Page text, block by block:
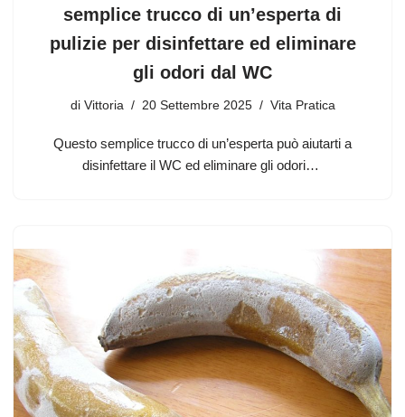
semplice trucco di un’esperta di
pulizie per disinfettare ed eliminare
gli odori dal WC
di Vittoria 20 Settembre 2025 Vita Pratica
Questo semplice trucco di un’esperta può aiutarti a
disinfettare il WC ed eliminare gli odori…